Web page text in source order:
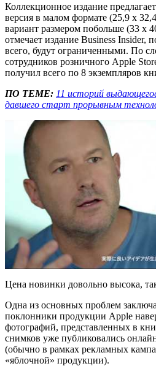
Коллекционное издание
версия в малом формате (25,9 x
вариант размером побольше (33 x
отмечает издание Business Insider,
всего, будут ограниченными. По
сотрудников розничного Apple
получил всего по 8 экземпляров
ПО ТЕМЕ: 11 историй
давшего старт прорывным
Цена новинки довольно высока,
Одна из основных проблем
поклонники продукции Apple
фотографий, представленных в
снимков уже публиковались
(обычно в рамках рекламных
«яблочной» продукции).